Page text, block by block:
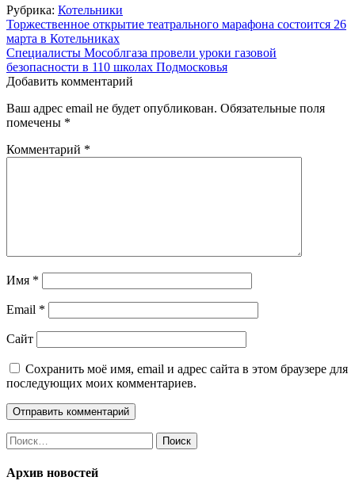
Рубрика: Котельники
Навигация
по
записям
Торжественное открытие театрального марафона состоится 26
марта в Котельниках
Специалисты Мособлгаза провели уроки газовой
безопасности в 110 школах Подмосковья
Добавить комментарий
Ваш адрес email не будет опубликован. Обязательные поля
помечены *
Комментарий *
Имя *
Email *
Сайт
Сохранить моё имя, email и адрес сайта в этом браузере для
последующих моих комментариев.
Найти:
Архив новостей